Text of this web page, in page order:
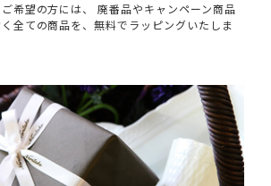
希望の方には、 廃番品やキャンペーン商品
く全ての商品を、無料でラッピングいたしま